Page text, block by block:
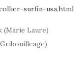
surfin-usa.html
(Marie Laure)